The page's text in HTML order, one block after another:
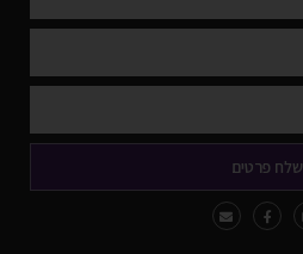
שלח פרטים